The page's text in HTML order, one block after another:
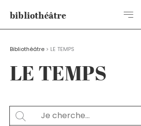
contenu
bibliothéâtre
Bibliothéâtre > LE TEMPS
LE TEMPS
SEARCH
Rechercher